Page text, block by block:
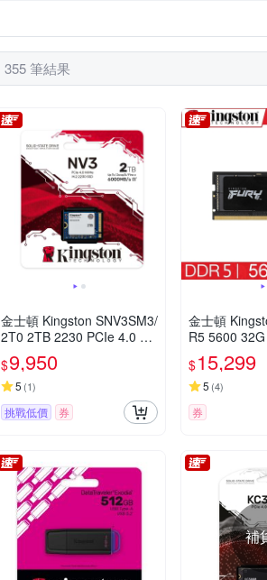
355 筆結果
金士頓 Kingston SNV3SM3/
2T0 2TB 2230 PCIe 4.0 NV
Me NV3 SSD固態硬碟
$9,950
5 (1)
挑戰低價 券
金士頓
R5 5600
型超頻記憶
32
$15,299
5 (4)
券
補